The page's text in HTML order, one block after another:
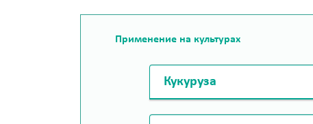
Применение на культурах
Кукуруза